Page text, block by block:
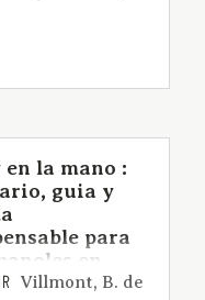
la mano :
guia y
para
en
Villmont, B. de